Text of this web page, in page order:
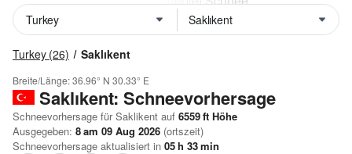
Turkey (26) Saklıkent
Breite/Länge:36.96° N 30.33° E
Saklıkent: Schneevorhersage
Schneevorhersage für Saklikent auf 6559ft Höhe
Ausgegeben: 8 am 09 Aug 2026 (ortszeit)
Schneevorhersage aktualisiert in 05h 33min